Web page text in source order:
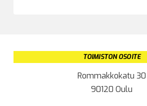
TOIMISTON OSOITE
Rommakkokatu 30
90120 Oulu